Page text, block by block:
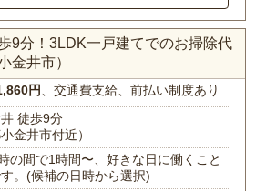
9分！3LDK一戸建てでのお掃除代
金井市）
円 、交通費支給、前払い制度あり
徒歩9分
金井市付近）
の間で1時間〜、好きな日に働くこと
。(候補の日時から選択)